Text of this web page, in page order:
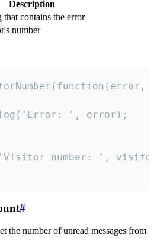
Description
that contains the error
number
', error);
number: ',
#
the number of unread messages from